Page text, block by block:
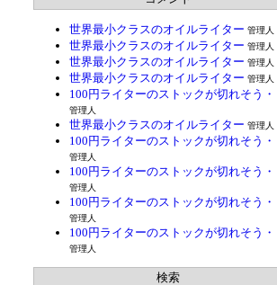
世界最小クラスのオイルライター 管理人
世界最小クラスのオイルライター 管理人
世界最小クラスのオイルライター 管理人
世界最小クラスのオイルライター 管理人
100円ライターのストックが切れそう・
管理人
世界最小クラスのオイルライター 管理人
100円ライターのストックが切れそう・
管理人
100円ライターのストックが切れそう・
管理人
100円ライターのストックが切れそう・
管理人
100円ライターのストックが切れそう・
管理人
検索